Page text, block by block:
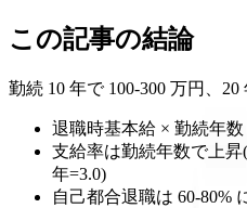
この記事の結論
勤続 10 年で 100-300 万円、20
退職時基本給 × 勤続年
支給率は勤続年数で上昇
年=3.0)
自己都合退職は 60-80%